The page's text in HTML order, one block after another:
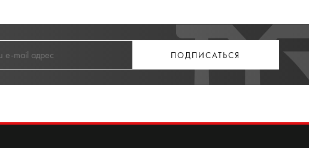
ПОДПИСАТЬСЯ